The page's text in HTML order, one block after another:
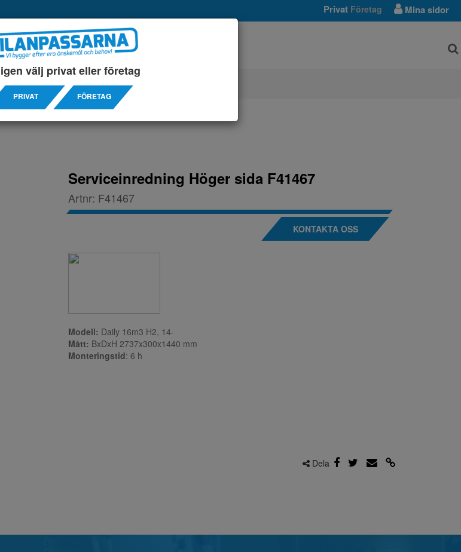
Mina sidor
Privat Företag
TILLBEHÖRS ARTIKLAR
Serviceinredning Höger sida F41467
Artnr: F41467
KONTAKTA OSS
Modell: Daily 16m3 H2, 14-
Mått: BxDxH 2737x300x1440 mm
Monteringstid: 6 h
Dela
välj privat eller företag
PRIVAT FÖRETAG